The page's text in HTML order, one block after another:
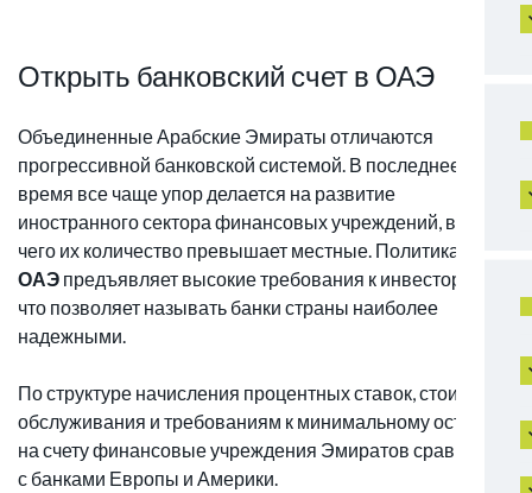
Открыть банковский счет в ОАЭ
Объединенные Арабские Эмираты отличаются
прогрессивной банковской системой. В последнее
время все чаще упор делается на развитие
иностранного сектора финансовых учреждений, ввиду
чего их количество превышает местные. Политика
ОАЭ предъявляет высокие требования к инвесторам,
что позволяет называть банки страны наиболее
надежными.
По структуре начисления процентных ставок, стоимости
обслуживания и требованиям к минимальному остатку
на счету финансовые учреждения Эмиратов сравнимы
с банками Европы и Америки.